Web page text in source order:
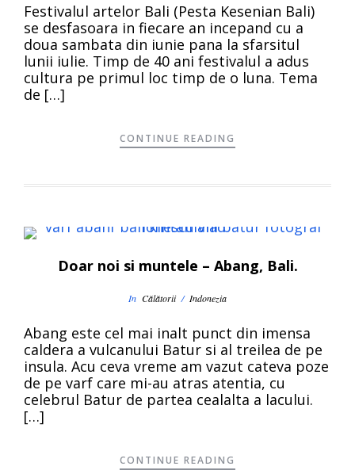
Festivalul artelor Bali (Pesta Kesenian Bali)
se desfasoara in fiecare an incepand cu a
doua sambata din iunie pana la sfarsitul
lunii iulie. Timp de 40 ani festivalul a adus
cultura pe primul loc timp de o luna. Tema
de […]
CONTINUE READING
Doar noi si muntele – Abang, Bali.
In Călătorii/ Indonezia
Abang este cel mai inalt punct din imensa
caldera a vulcanului Batur si al treilea de pe
insula. Acu ceva vreme am vazut cateva poze
de pe varf care mi-au atras atentia, cu
celebrul Batur de partea cealalta a lacului.
[…]
CONTINUE READING